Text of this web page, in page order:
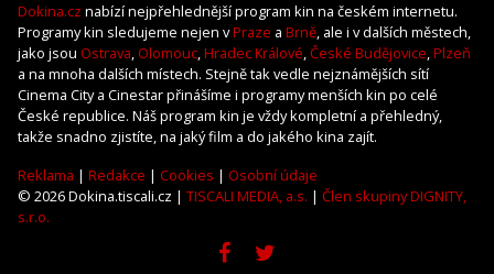
Dokina.cz nabízí nejpřehlednější program kin na českém internetu.
Programy kin sledujeme nejen vPraze a Brně, ale i v dalších městech,
jako jsou Ostrava, Olomouc,Hradec Králové,České Budějovice,Plzeň
a na mnoha dalších místech. Stejně tak vedle nejznámějších sítí
Cinema City a Cinestar přinášíme i programy menších kin po celé
České republice. Náš program kin je vždy kompletní a přehledný,
takže snadno zjistíte, na jaký film a do jakého kina zajít.
Reklama | Redakce | Cookies | Osobní údaje
© 2026 Dokina.tiscali.cz | TISCALI MEDIA, a.s. | Člen skupiny DIGNITY,
s.r.o.